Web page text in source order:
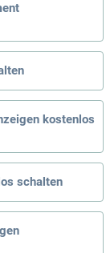
kostenlos
schalten